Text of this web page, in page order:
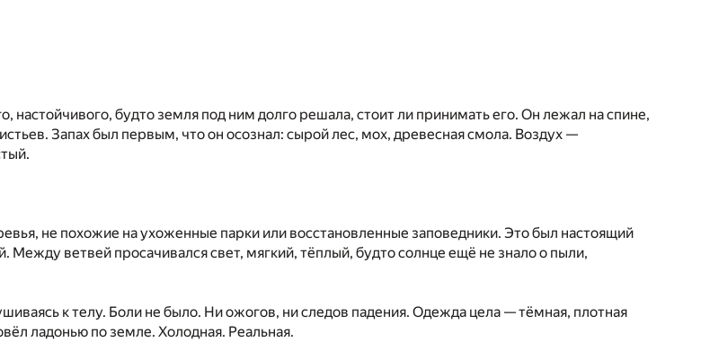
настойчивого, будто земля под ним долго решала, стоит ли принимать его. Он лежал на спине,
Запах был первым, что он осознал: сырой лес, мох, древесная смола. Воздух —
не похожие на ухоженные парки или восстановленные заповедники. Это был настоящий
ветвей просачивался свет, мягкий, тёплый, будто солнце ещё не знало о пыли,
к телу. Боли не было. Ни ожогов, ни следов падения. Одежда цела — тёмная, плотная
ладонью по земле. Холодная. Реальная.